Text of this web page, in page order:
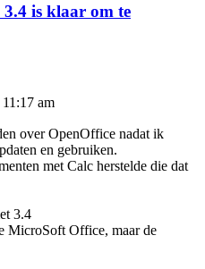
is klaar om te
am
over OpenOffice nadat ik
en gebruiken.
met Calc herstelde die dat
3.4
MicroSoft Office, maar de